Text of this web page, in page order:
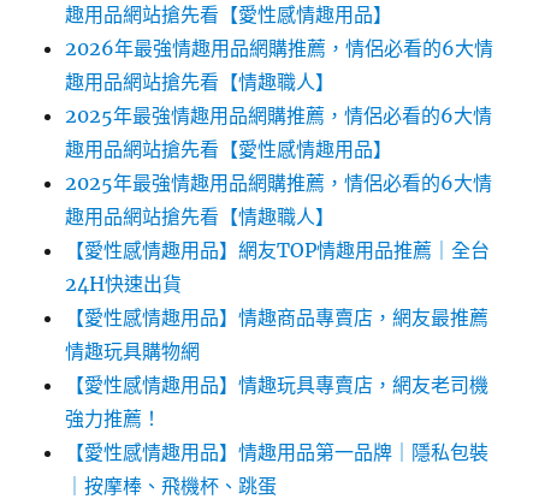
趣用品網站搶先看【愛性感情趣用品】
2026年最強情趣用品網購推薦，情侶必看的6大情
趣用品網站搶先看【情趣職人】
2025年最強情趣用品網購推薦，情侶必看的6大情
趣用品網站搶先看【愛性感情趣用品】
2025年最強情趣用品網購推薦，情侶必看的6大情
趣用品網站搶先看【情趣職人】
【愛性感情趣用品】網友TOP情趣用品推薦｜全台
24H快速出貨
【愛性感情趣用品】情趣商品專賣店，網友最推薦
情趣玩具購物網
【愛性感情趣用品】情趣玩具專賣店，網友老司機
強力推薦！
【愛性感情趣用品】情趣用品第一品牌｜隱私包裝
｜按摩棒、飛機杯、跳蛋